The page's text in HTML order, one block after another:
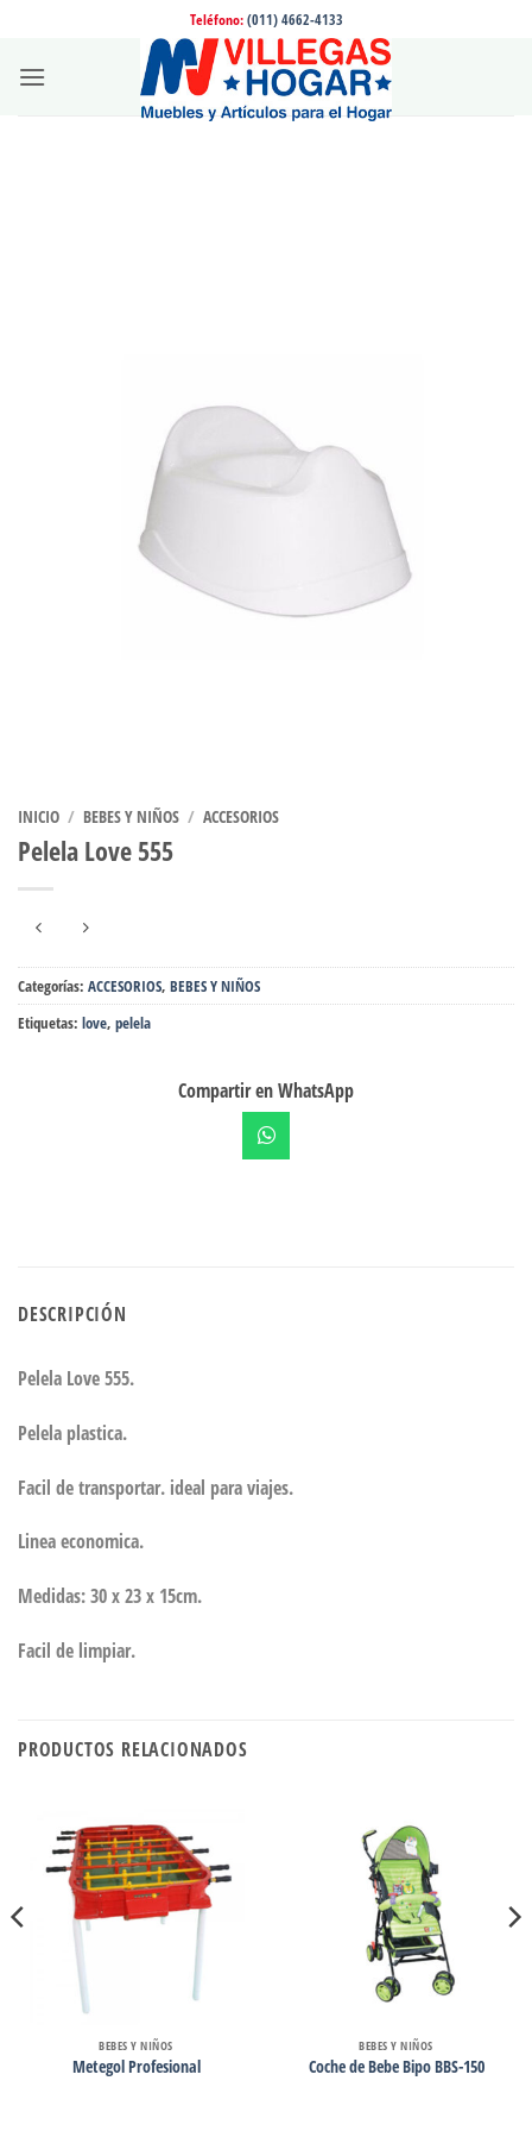
contenido
Teléfono: (011) 4662-4133
INICIO / BEBES Y NIÑOS / ACCESORIOS
Pelela Love 555
Categorías: ACCESORIOS, BEBES Y NIÑOS
Etiquetas: love, pelela
Compartir en WhatsApp
DESCRIPCIÓN
Pelela Love 555.
Pelela plastica.
Facil de transportar. ideal para viajes.
Linea economica.
Medidas: 30 x 23 x 15cm.
Facil de limpiar.
PRODUCTOS RELACIONADOS
BEBES Y NIÑOS
Metegol Profesional
BEBES Y NIÑOS
Coche de Bebe Bipo BBS-150